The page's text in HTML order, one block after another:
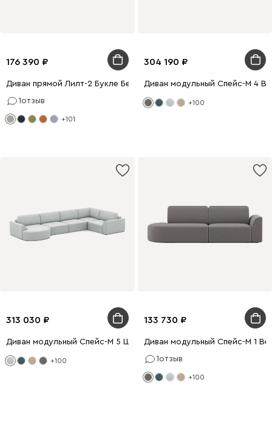
176 390
Диван прямой Лилт-2 Букле Бежевый
1отзыв
+101
304 190
Диван модульный Спейс-М 4
+100
313 030
Диван модульный Спейс-М 5 Шенилл Светло-серый
+100
133 730
Диван модульный Спейс-М 1
1отзыв
+100